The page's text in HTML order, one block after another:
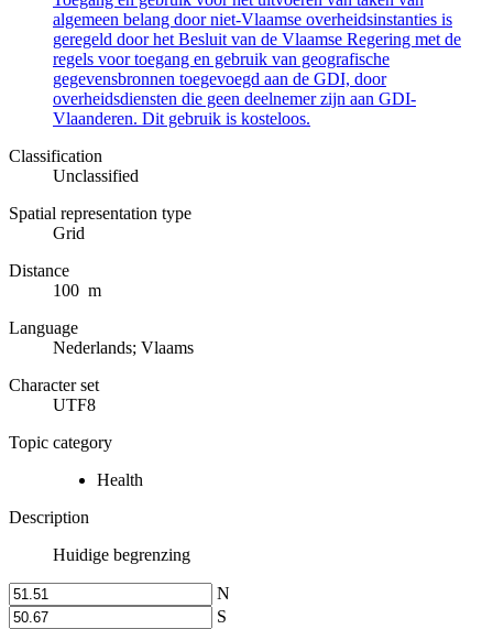
algemeen belang door niet-Vlaamse overheidsinstanties is
geregeld door het Besluit van de Vlaamse Regering met de
regels voor toegang en gebruik van geografische
gegevensbronnen toegevoegd aan de GDI, door
overheidsdiensten die geen deelnemer zijn aan GDI-
Vlaanderen. Dit gebruik is kosteloos.
Classification
Unclassified
Spatial representation type
Grid
Distance
100 m
Language
Nederlands; Vlaams
Character set
UTF8
Topic category
Health
Description
Huidige begrenzing
N
S